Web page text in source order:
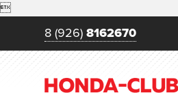

8 (926) 8162670